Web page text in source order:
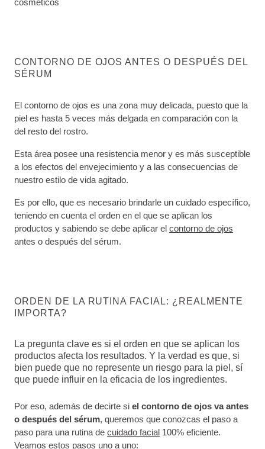
CONTORNO DE OJOS ANTES O DESPUÉS DEL
SÉRUM
El contorno de ojos es una zona muy delicada, puesto que la
piel es hasta 5 veces más delgada en comparación con la
del resto del rostro.
Esta área posee una resistencia menor y es más susceptible
a los efectos del envejecimiento y a las consecuencias de
nuestro estilo de vida agitado.
Es por ello, que es necesario brindarle un cuidado específico,
teniendo en cuenta el orden en el que se aplican los
productos y sabiendo se debe aplicar el contorno de ojos
antes o después del sérum.
ORDEN DE LA RUTINA FACIAL: ¿REALMENTE
IMPORTA?
La pregunta clave es si el orden en que se aplican los
productos afecta los resultados. Y la verdad es que, si
bien puede que no represente un riesgo para la piel, sí
que puede influir en la eficacia de los ingredientes.
Por eso, además de decirte si el contorno de ojos va antes
o después del sérum, queremos que conozcas el paso a
paso para una rutina de cuidado facial 100% eficiente.
Veamos estos pasos uno a uno: